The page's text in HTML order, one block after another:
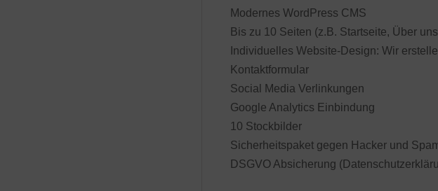
Modernes WordPress CMS
Bis zu 10 Seiten (z.B. Startseite, Über
Individuelles Website-Design: Wir
Kontaktformular
Social Media Verlinkungen
Google Analytics Einbindung
10 Stockbilder
Sicherheitspaket gegen Hacker und
DSGVO Absicherung